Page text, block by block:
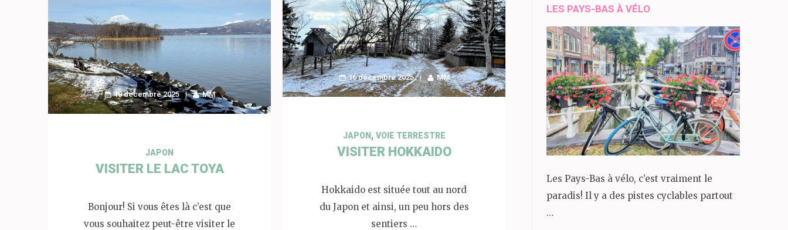
16 décembre 2025 MM
JAPON, VOIE TERRESTRE
VISITER HOKKAIDO
Hokkaido est située tout au nord
du Japon et ainsi, un peu hors des
sentiers …
10 décembre 2025 MM
JAPON
VISITER LE LAC TOYA
Bonjour! Si vous êtes là c’est que
vous souhaitez peut-être visiter le
LES PAYS-BAS À VÉLO
Les Pays-Bas à vélo, c’est vraiment le
paradis! Il y a des pistes cyclables partout
…